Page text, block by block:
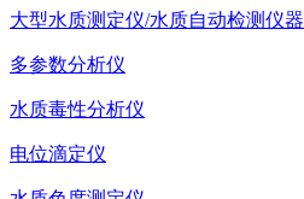
大型水质测定仪/水质自动检测仪器
多参数分析仪
水质毒性分析仪
电位滴定仪